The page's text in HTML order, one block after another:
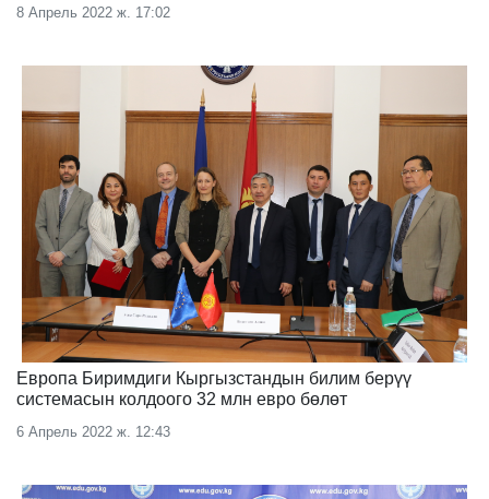
8 Апрель 2022 ж. 17:02
Европа Биримдиги Кыргызстандын билим берүү
системасын колдоого 32 млн евро бөлөт
6 Апрель 2022 ж. 12:43